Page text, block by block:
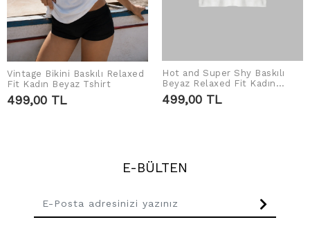
SEPETE EKLE
Vintage Bikini Baskılı Relaxed
Fit Kadın Beyaz Tshirt
499,00 TL
SEPETE EKLE
Hot and Super Shy Baskılı
Beyaz Relaxed Fit Kadın
Tshirt
499,00 TL
E-BÜLTEN